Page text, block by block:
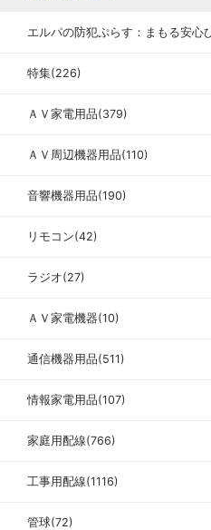
エルパの防犯ぷらす：まもる安心
特集(226)
ＡＶ家電用品(379)
ＡＶ周辺機器用品(110)
音響機器用品(190)
リモコン(42)
ラジオ(27)
ＡＶ家電機器(10)
通信機器用品(511)
情報家電用品(107)
家庭用配線(766)
工事用配線(1116)
管球(72)